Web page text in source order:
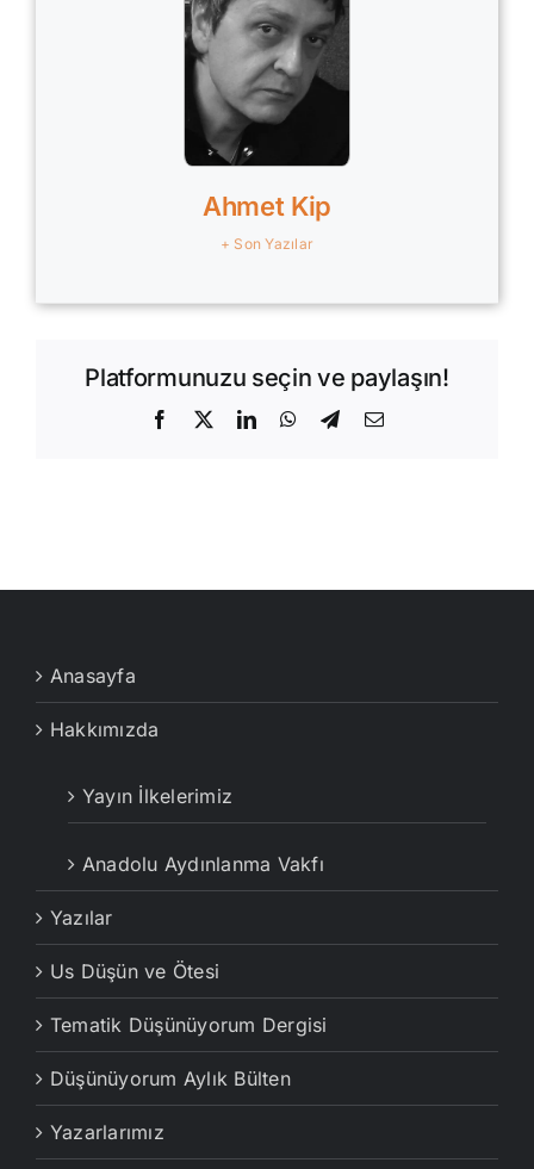
Ahmet Kip
+ Son Yazılar
Platformunuzu seçin ve paylaşın!
Facebook
X LinkedInWhatsApp
Telegram
E-
Anasayfa
Hakkımızda
Yayın İlkelerimiz
Anadolu Aydınlanma Vakfı
Yazılar
Us Düşün ve Ötesi
Tematik Düşünüyorum Dergisi
Düşünüyorum Aylık Bülten
Yazarlarımız